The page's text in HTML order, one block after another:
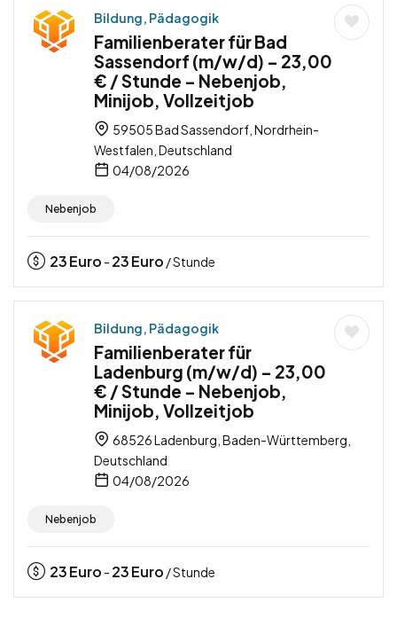
Bildung, Pädagogik
Familienberater für Bad
Sassendorf (m/w/d) – 23,00
€ / Stunde – Nebenjob,
Minijob, Vollzeitjob
59505 Bad Sassendorf, Nordrhein-
Westfalen, Deutschland
04/08/2026
Nebenjob
23Euro - 23Euro / Stunde
Bildung, Pädagogik
Familienberater für
Ladenburg (m/w/d) – 23,00
€ / Stunde – Nebenjob,
Minijob, Vollzeitjob
68526 Ladenburg, Baden-Württemberg,
Deutschland
04/08/2026
Nebenjob
23Euro - 23Euro / Stunde